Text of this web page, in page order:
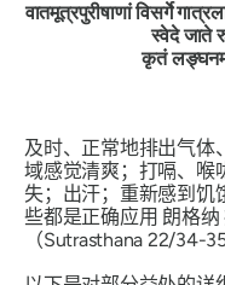
वातमूत्रपुरीषाणांविसर्गे
स्वेदेजाते
कृतं
及时、正常地排出气体
域感觉清爽；打嗝、喉
失；出汗；重新感到饥
些都是正确应用 朗格纳
（Sutrasthana 22/34-